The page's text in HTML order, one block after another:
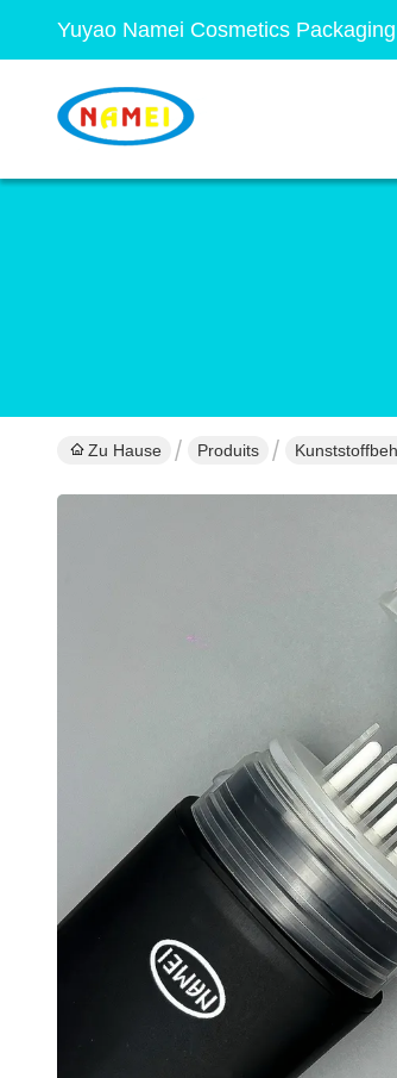
Yuyao Namei Cosmetics
Zu Hause Produits